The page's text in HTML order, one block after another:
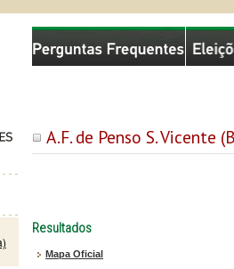
A.F. de Penso S. Vicente
Resultados
Mapa Oficial
Comissão Nacional de Eleições